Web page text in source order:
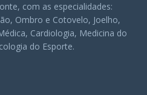
com as especialidades:
Ombro e Cotovelo, Joelho,
Cardiologia, Medicina do
do Esporte.